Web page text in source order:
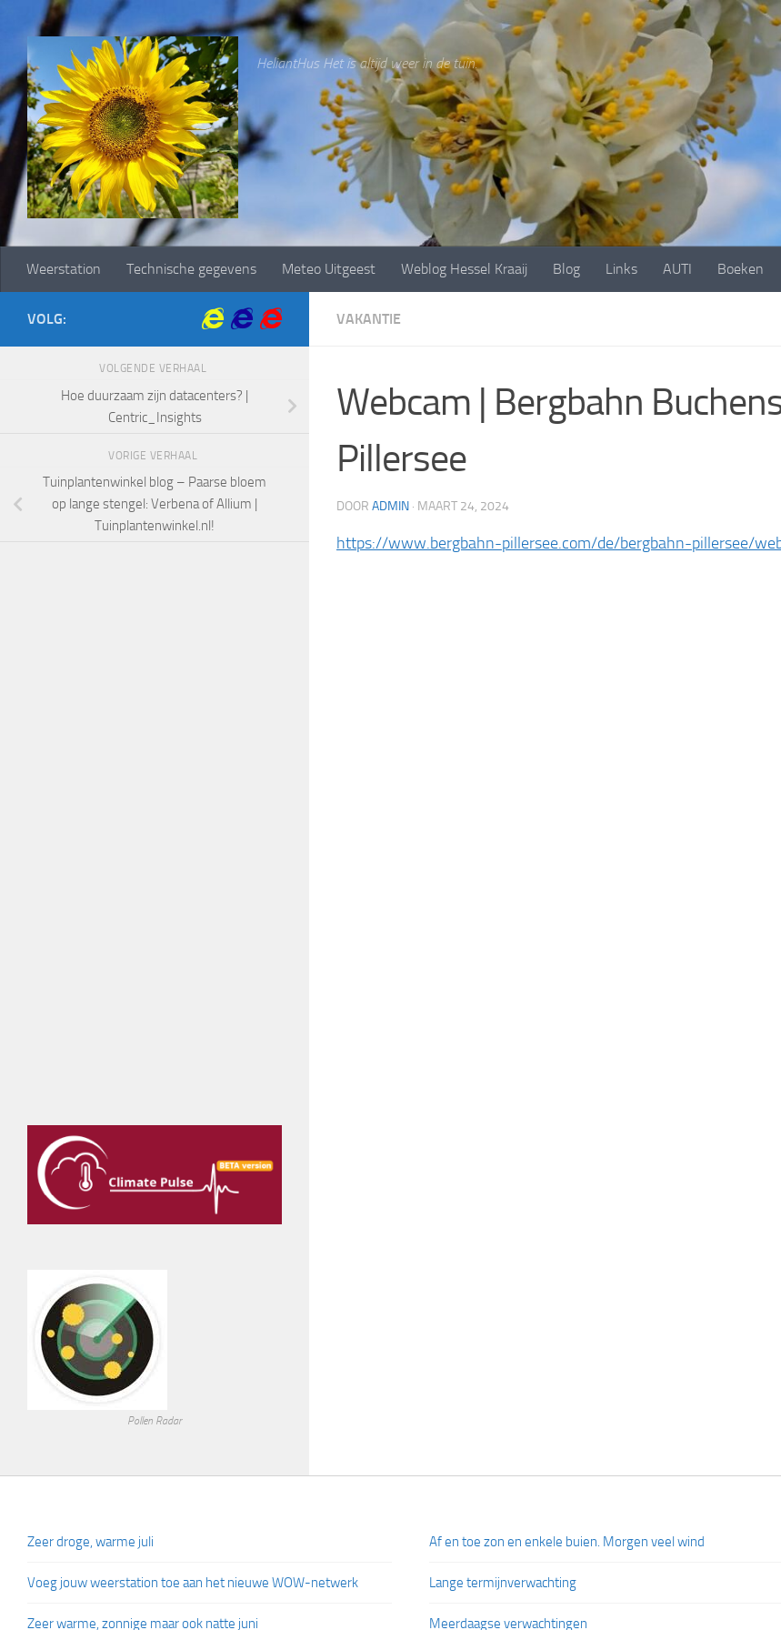
Doorgaan naar inhoud
HeliantHus Het is altijd weer in de tuin.
Weerstation Technische gegevens Meteo Uitgeest Weblog Hessel Kraaij Blog Links AUTI Boeken
VAKANTIE
Webcam | Bergbahn
Pillersee
DOOR ADMIN · MAART 24, 2024
https://www.bergbahn-pillersee.com/de/bergbahn-pillersee/
VOLG:
VOLGENDE VERHAAL
Hoe duurzaam zijn datacenters? |
Centric_Insights
VORIGE VERHAAL
Tuinplantenwinkel blog – Paarse bloem
op lange stengel: Verbena of Allium |
Tuinplantenwinkel.nl!
Pollen Radar
Zeer droge, warme juli
Voeg jouw weerstation toe aan het nieuwe WOW-netwerk
Zeer warme, zonnige maar ook natte juni
Af en toe zon en enkele buien. Morgen veel wind
Lange termijnverwachting
Meerdaagse verwachtingen